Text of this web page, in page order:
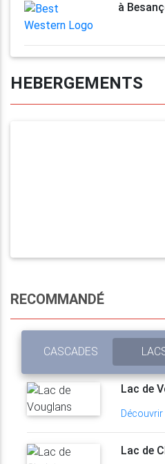
à
HEBERGEMENTS
RECOMMANDÉ
CASCADES
Lac de
Découvrir
Lac de